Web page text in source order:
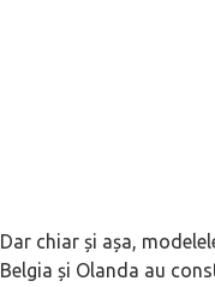
Dar chiar și așa,
Belgia și Olanda au